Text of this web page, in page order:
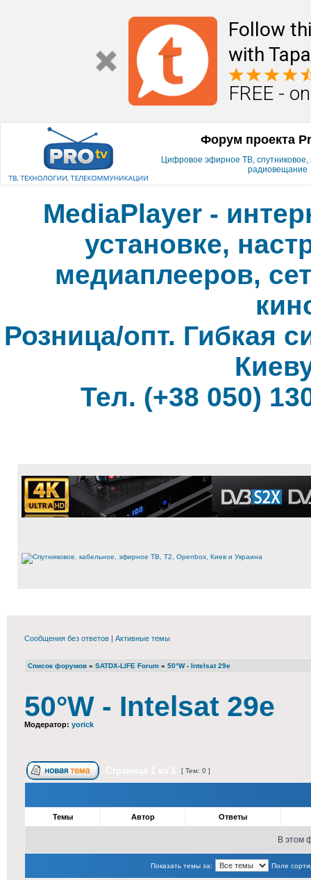
Follow
with
FREE -
Форум проекта
Цифровое эфирное ТВ, спутниковое,
радиовещание
MediaPlayer -
установке,
медиаплееров,
Розница/опт. Гибкая
Тел. (+38 050)
Сообщения без ответов | Активные темы
Список форумов » SATDX-LIFE Forum » 50°W - Intelsat 29e
50°W - Intelsat 29e
Модератор: yorick
[ Тем: 0 ]
Темы Автор Ответы
В этом
Показать темы за: Поле